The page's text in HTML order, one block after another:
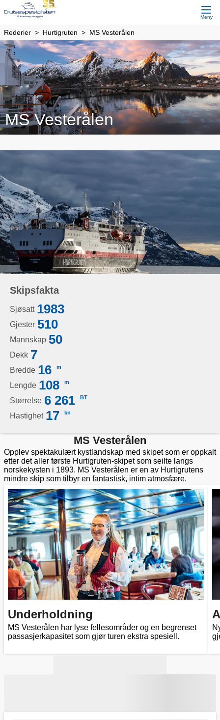
Meny
Rederier Hurtigruten MS Vesterålen
MS Vesterålen
Skipsfakta
Sjøsatt 1983
Gjester 510
Mannskap 50
Dekk 7
Bredde 16 m
Lengde 108 m
Størrelse 6 261 BT
Hastighet 17 kn
MS Vesterålen
Opplev spektakulært kystlandskap med skipet som er oppkalt
etter det aller første Hurtigruten-skipet som seilte langs
norskekysten i 1893. MS Vesterålen er en av Hurtigrutens
mindre skip som tilbyr en fantastisk, intim atmosfære.
Underholdning
MS Vesterålen har lyse fellesområder og en begrenset
passasjerkapasitet som gjør turen ekstra spesiell.